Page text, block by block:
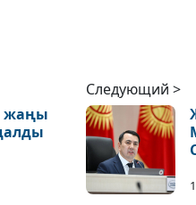
жаңы
Следующий >